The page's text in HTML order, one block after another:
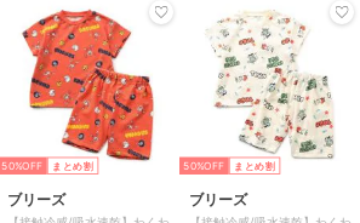
50%OFF まとめ割
ブリーズ
50%OFF まとめ割
ブリーズ